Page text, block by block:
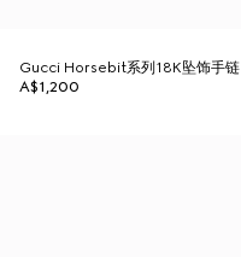
Gucci Horsebit系列18K坠饰手链
A$1,200